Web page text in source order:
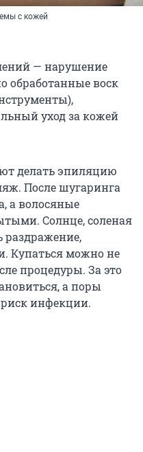
с кожей
— нарушение
обработанные воск
уход за кожей
делать эпиляцию
После шугаринга
а волосяные
Солнце, соленая
раздражение,
Купаться можно не
процедуры. За это
а поры
инфекции.